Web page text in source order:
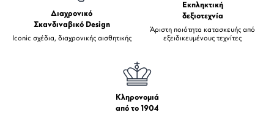
Διαχρονικό
Σκανδιναβικό Design
Iconic σχέδια, διαχρονικής αισθητικής
Εκπληκτική
δεξιοτεχνία
Άριστη ποιότητα κατασκευής από
εξειδικευμένους τεχνίτες
Κληρονομιά
από το 1904